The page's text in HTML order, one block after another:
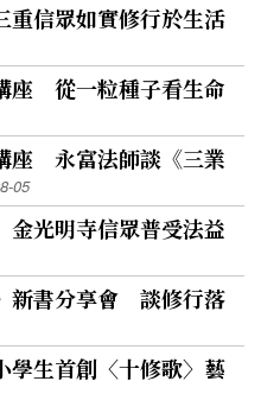
信眾如實修行於生活
座 從一粒種子看生命
座 永富法師談《三業
05
光明寺信眾普受法益
新書分享會 談修行落
生首創〈十修歌〉藝